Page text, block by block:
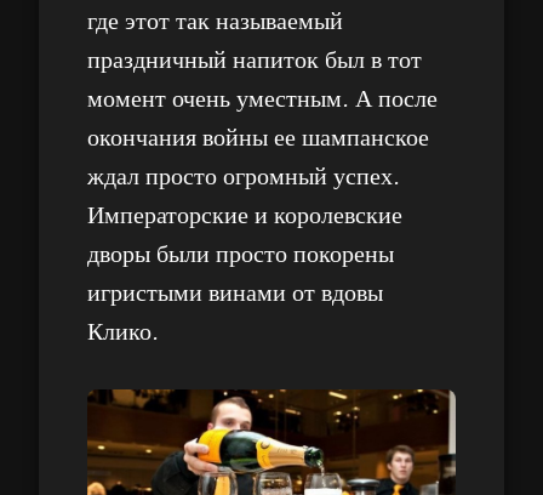
где этот так называемый
праздничный напиток был в тот
момент очень уместным. А после
окончания войны ее шампанское
ждал просто огромный успех.
Императорские и королевские
дворы были просто покорены
игристыми винами от вдовы
Клико.